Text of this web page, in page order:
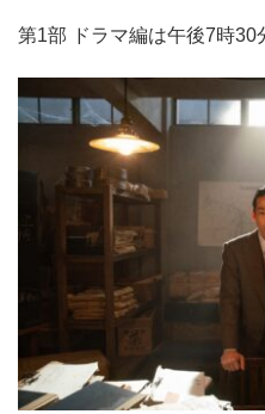
第1部 ドラマ編は午後7時30